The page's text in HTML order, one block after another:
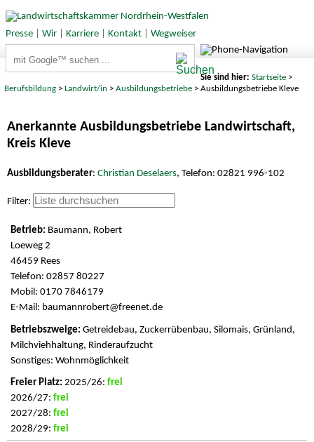
Presse| Wir| Karriere| Kontakt| Wegweiser
Sie sind hier: Startseite>
Berufsbildung >Landwirt/in >Ausbildungsbetriebe > Ausbildungsbetriebe Kleve
Anerkannte Ausbildungsbetriebe Landwirtschaft,
Kreis Kleve
Ausbildungsberater: Christian Deselaers, Telefon: 02821 996-102
Filter:
Baumann, Robert
Loeweg 2
46459 Rees
Telefon: 02857 80227
Mobil: 0170 7846179
E-Mail: baumannrobert@freenet.de
Getreidebau, Zuckerrübenbau, Silomais, Grünland,
Milchviehhaltung, Rinderaufzucht
Sonstiges: Wohnmöglichkeit
2025/26: frei
2026/27: frei
2027/28: frei
2028/29: frei